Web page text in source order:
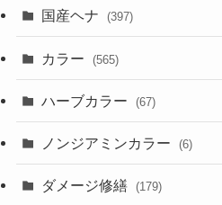
国産ヘナ (397)
カラー (565)
ハーブカラー (67)
ノンジアミンカラー (6)
ダメージ修繕 (179)